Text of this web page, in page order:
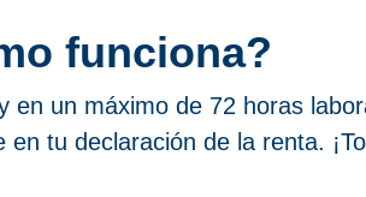
funciona?
un máximo de 72 horas
tu declaración de la renta.